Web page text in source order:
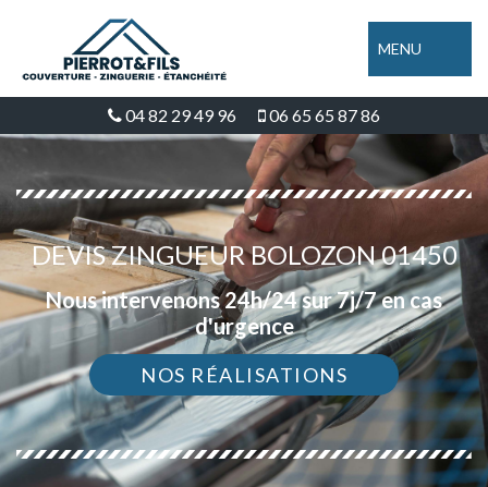
MENU
04 82 29 49 96 06 65 65 87 86
DEVIS ZINGUEUR BOLOZON 01450
Nous intervenons 24h/24 sur 7j/7 en cas
d'urgence
NOS RÉALISATIONS